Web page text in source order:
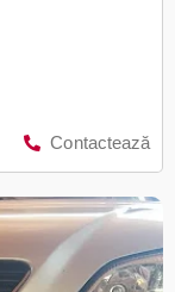
Contactează